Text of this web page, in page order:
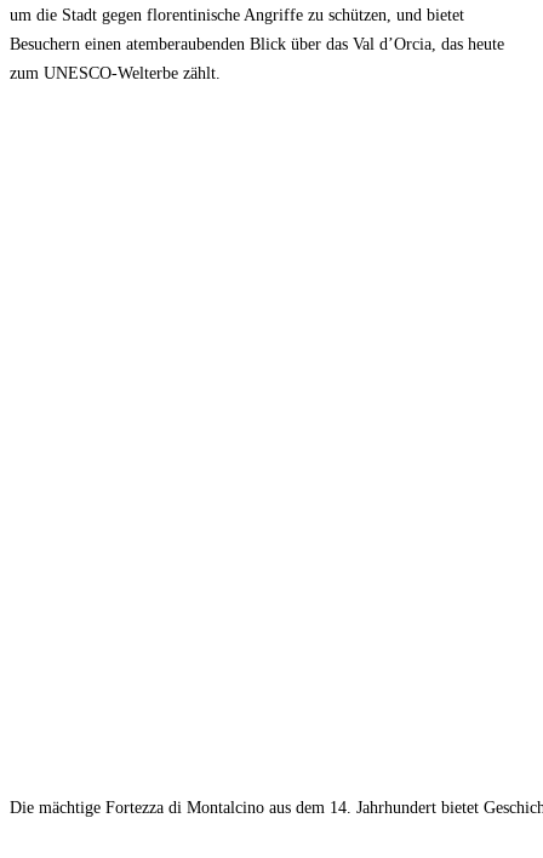
um die Stadt gegen florentinische Angriffe zu schützen, und bietet
Besuchern einen atemberaubenden Blick über das Val d’Orcia, das heute
zum UNESCO-Welterbe zählt.
Die mächtige Fortezza di Montalcino aus dem 14. Jahrhundert bietet